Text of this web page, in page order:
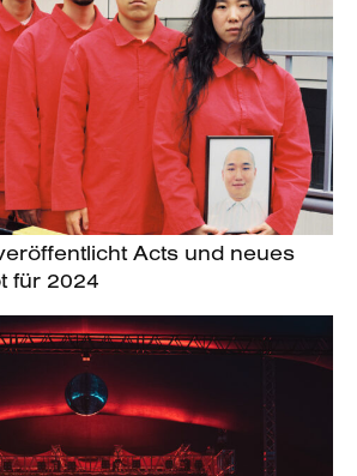
Acts und neues
für 2024